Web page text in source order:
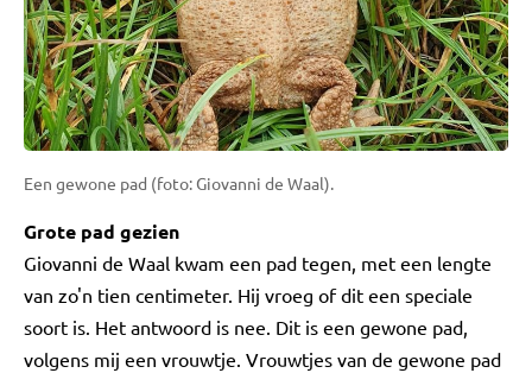
Een gewone pad (foto: Giovanni de Waal).
Grote pad gezien
Giovanni de Waal kwam een pad tegen, met een lengte
van zo'n tien centimeter. Hij vroeg of dit een speciale
soort is. Het antwoord is nee. Dit is een gewone pad,
volgens mij een vrouwtje. Vrouwtjes van de gewone pad